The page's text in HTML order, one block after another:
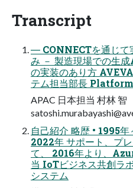
Transcript
― CONNECTを通じて
み － 製造現場での生
の実装のあり方
テム担当部長
APAC 日本担当 村林 智
自己紹介 略歴 • 1995
2022年 サポート、プ
て、 2016年より、
当 IoTビジネス共創ラ
システム